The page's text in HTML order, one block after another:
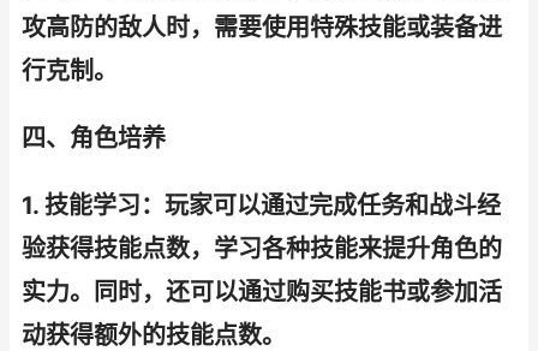
攻高防的敌人时，需要使用特殊技能或装备进
行克制。
四、角色培养
1. 技能学习：玩家可以通过完成任务和战斗经
验获得技能点数，学习各种技能来提升角色的
实力。同时，还可以通过购买技能书或参加活
动获得额外的技能点数。